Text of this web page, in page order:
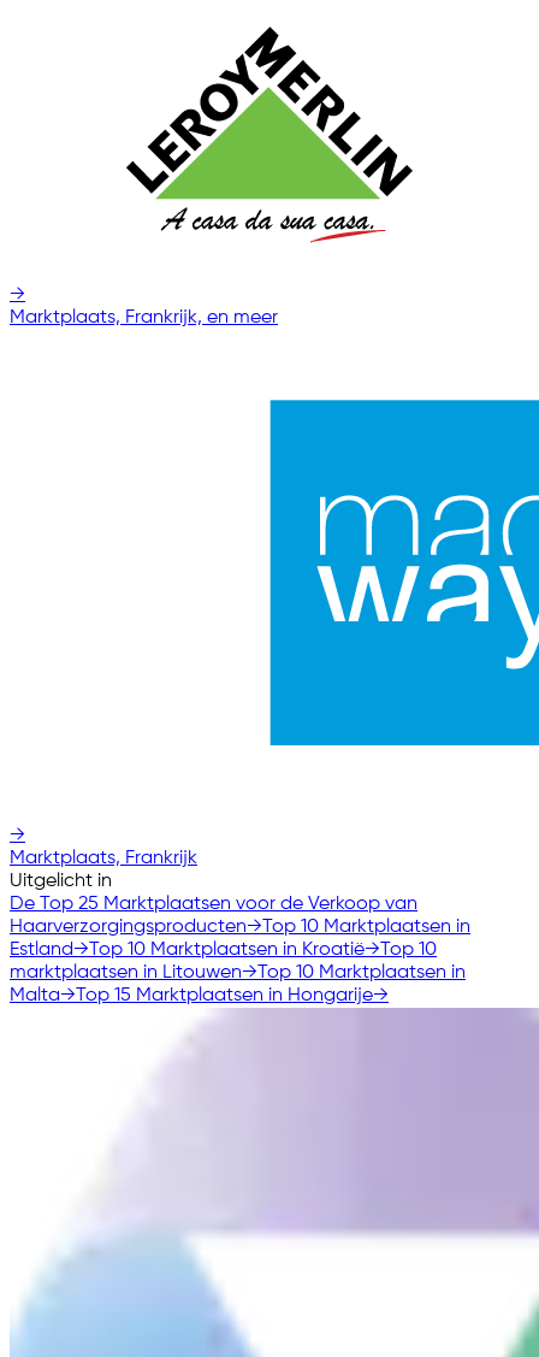
→
Marktplaats, Frankrijk, en meer
→
Marktplaats, Frankrijk
Uitgelicht in
De Top 25 Marktplaatsen voor de Verkoop van
Haarverzorgingsproducten→ Top 10 Marktplaatsen in
Estland→ Top 10 Marktplaatsen in Kroatië→ Top 10
marktplaatsen in Litouwen→ Top 10 Marktplaatsen in
Malta→ Top 15 Marktplaatsen in Hongarije→